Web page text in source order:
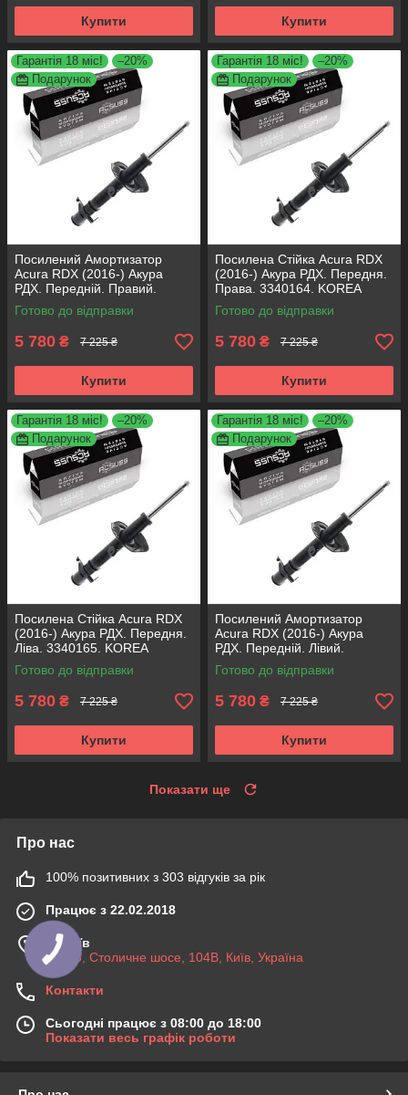
Купити Купити
Гарантія 18 міс!
–20%
Подарунок
Посилений Амортизатор
Acura RDX (2016-) Акура
РДХ. Передній. Правий.
3340164. KOREA Аксусс!
Готово до відправки
5 780 ₴ 7 225 ₴
Купити
Гарантія 18 міс!
–20%
Подарунок
Посилена Стійка Acura RDX
(2016-) Акура РДХ. Передня.
Права. 3340164. KOREA
Аксусс!
Готово до відправки
5 780 ₴ 7 225 ₴
Купити
Гарантія 18 міс!
–20%
Подарунок
Посилена Стійка Acura RDX
(2016-) Акура РДХ. Передня.
Ліва. 3340165. KOREA
Аксусс!
Готово до відправки
5 780 ₴ 7 225 ₴
Купити
Гарантія 18 міс!
–20%
Подарунок
Посилений Амортизатор
Acura RDX (2016-) Акура
РДХ. Передній. Лівий.
3340165. KOREA Аксусс!
Готово до відправки
5 780 ₴ 7 225 ₴
Купити
Показати ще
Про нас
100% позитивних з 303 відгуків за рік
Працює з 22.02.2018
м. Київ
03045, Столичне шосе, 104B, Київ, Україна
Контакти
Сьогодні працює з 08:00 до 18:00
Показати весь графік роботи